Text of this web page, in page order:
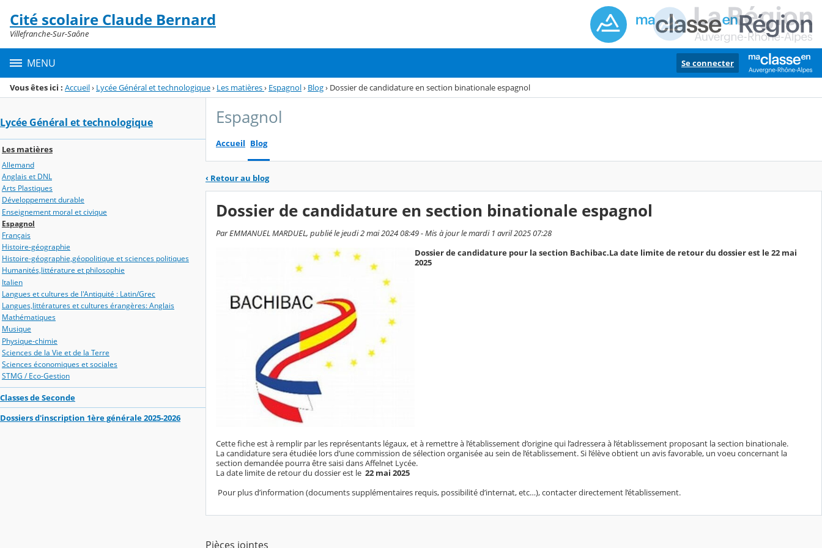
Menu de la rubrique
Contenu
Cité scolaire Claude Bernard
Villefranche-Sur-Saône
MENU Se connecter
Vous êtes ici : Accueil› Lycée Général et technologique› Les matières› Espagnol› Blog› Dossier de candidature en section binationale espagnol
Lycée Général et technologique
Les matières
Allemand
Anglais et DNL
Arts Plastiques
Développement durable
Enseignement moral et civique
Espagnol
Français
Histoire-géographie
Histoire-géographie,géopolitique et sciences politiques
Humanités,littérature et philosophie
Italien
Langues et cultures de l'Antiquité : Latin/Grec
Langues,littératures et cultures érangères: Anglais
Mathématiques
Musique
Physique-chimie
Sciences de la Vie et de la Terre
Sciences économiques et sociales
STMG / Eco-Gestion
Classes de Seconde
Dossiers d'inscription 1ère générale 2025-2026
Espagnol
Accueil Blog
‹ Retour au blog
Dossier de candidature en section binationale espagnol
Par EMMANUEL MARDUEL, publié le jeudi 2 mai 2024 08:49 - Mis à jour le mardi 1 avril 2025 07:28
Dossier de candidature pour la section Bachibac.La date limite de retour du dossier est le 22 mai
2025
Cette fiche est à remplir par les représentants légaux, et à remettre à l’établissement d’origine qui l’adressera à l’établissement proposant la section binationale.
La candidature sera étudiée lors d’une commission de sélection organisée au sein de l’établissement. Si l’élève obtient un avis favorable, un voeu concernant la
section demandée pourra être saisi dans Affelnet Lycée.
La date limite de retour du dossier est le 22 mai 2025
Pour plus d’information (documents supplémentaires requis, possibilité d’internat, etc…), contacter directement l’établissement.
Pièces jointes